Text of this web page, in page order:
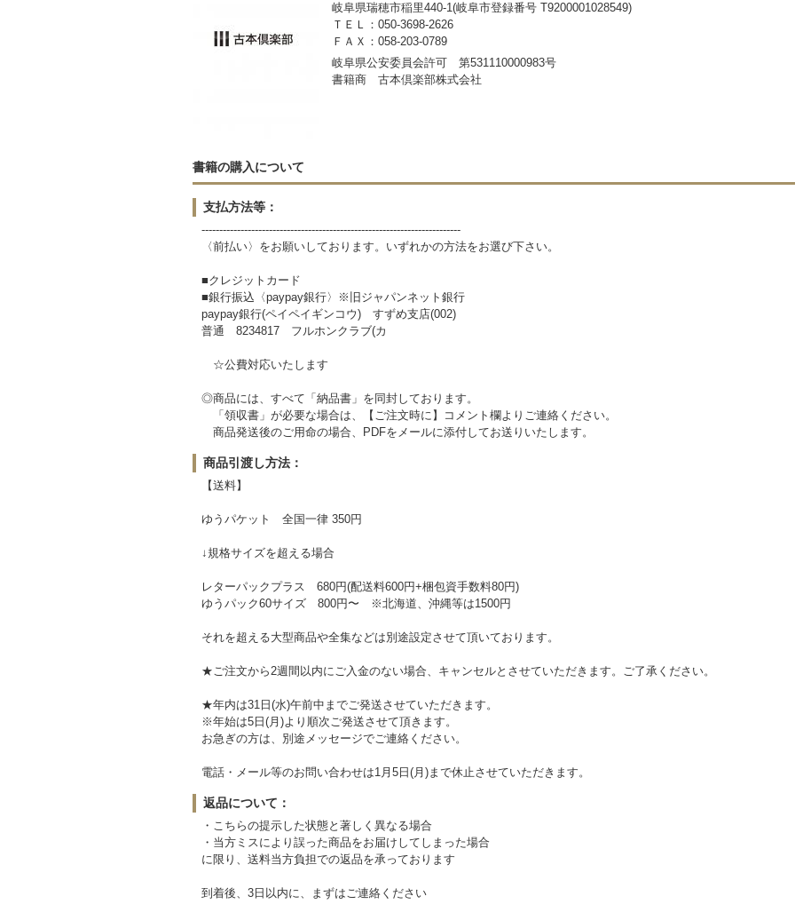
岐阜県瑞穂市稲里440-1(岐阜市登録番号 T9200001028549)
ＴＥＬ：050-3698-2626
ＦＡＸ：058-203-0789
岐阜県公安委員会許可 第531110000983号
書籍商 古本倶楽部株式会社
書籍の購入について
支払方法等：
-------------------------------------------------------------------------
〈前払い〉をお願いしております。いずれかの方法をお選び下さい。
■クレジットカード
■銀行振込〈paypay銀行〉※旧ジャパンネット銀行
paypay銀行(ペイペイギンコウ) すずめ支店(002)
普通 8234817 フルホンクラブ(カ
☆公費対応いたします
◎商品には、すべて「納品書」を同封しております。
「領収書」が必要な場合は、【ご注文時に】コメント欄よりご連絡ください。
商品発送後のご用命の場合、PDFをメールに添付してお送りいたします。
商品引渡し方法：
【送料】
ゆうパケット 全国一律 350円
↓規格サイズを超える場合
レターパックプラス 680円(配送料600円+梱包資手数料80円)
ゆうパック60サイズ 800円〜 ※北海道、沖縄等は1500円
それを超える大型商品や全集などは別途設定させて頂いております。
★ご注文から2週間以内にご入金のない場合、キャンセルとさせていただきます。ご了承ください。
★年内は31日(水)午前中までご発送させていただきます。
※年始は5日(月)より順次ご発送させて頂きます。
お急ぎの方は、別途メッセージでご連絡ください。
電話・メール等のお問い合わせは1月5日(月)まで休止させていただきます。
返品について：
・こちらの提示した状態と著しく異なる場合
・当方ミスにより誤った商品をお届けしてしまった場合
に限り、送料当方負担での返品を承っております
到着後、3日以内に、まずはご連絡ください